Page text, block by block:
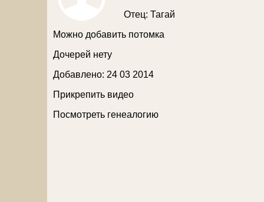
Отец: Тагай
Можно добавить потомка
Дочерей нету
Добавлено: 24 03 2014
Прикрепить видео
Посмотреть генеалогию